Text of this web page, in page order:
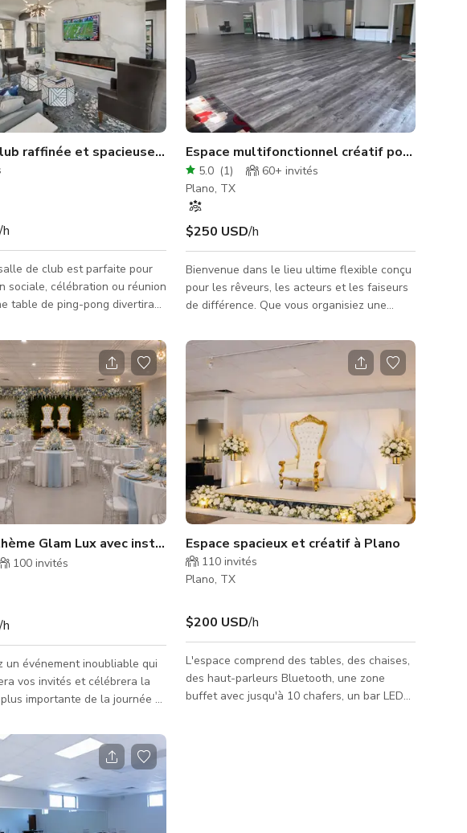
usage créatif
raffinée et spacieuse à Plano
/h
de club est parfaite pour
sociale, célébration ou réunion
table de ping-pong divertira
- Aménagements
: canapés, fauteuils club,
: mini-frigo, micro-ondes,
îlot, tabourets de bar - 3
de 55" : connexions HDMI &
et afficher - Table de
- Salle de conférence
4 chai
Espace multifonctionnel créatif pour la
5.0 (1) 60+ invités
Plano, TX
$250 USD/h
Bienvenue dans le lieu ultime flexible conçu
pour les rêveurs, les acteurs et les faiseurs
de différence. Que vous organisiez une
séance de fitness ou un atelier puissant, cet
espace vibrant à concept ouvert s'adapte à
votre vision. Équipé d'une immense
télévision de 75" pour des présentations
fluides et de nombreux parkings gratuits,
c'est l'endroit où productivité rime avec
possibilités. Des journées de coworking aux
nuits inoublia
Glam Lux avec installation complète incluse
100 invités
/h
un événement inoubliable qui
vos invités et célébrera la
importante de la journée -
mariage, une baby shower, un
filles, un enterrement de vie de
simplement une célébration
proches A1 day 1s, nous
qu'il vous faut. Réservez
événementiel à thème glamour
Espace spacieux et créatif à Plano
110 invités
Plano, TX
$200 USD/h
L'espace comprend des tables, des chaises,
des haut-parleurs Bluetooth, une zone
buffet avec jusqu'à 10 chafers, un bar LED